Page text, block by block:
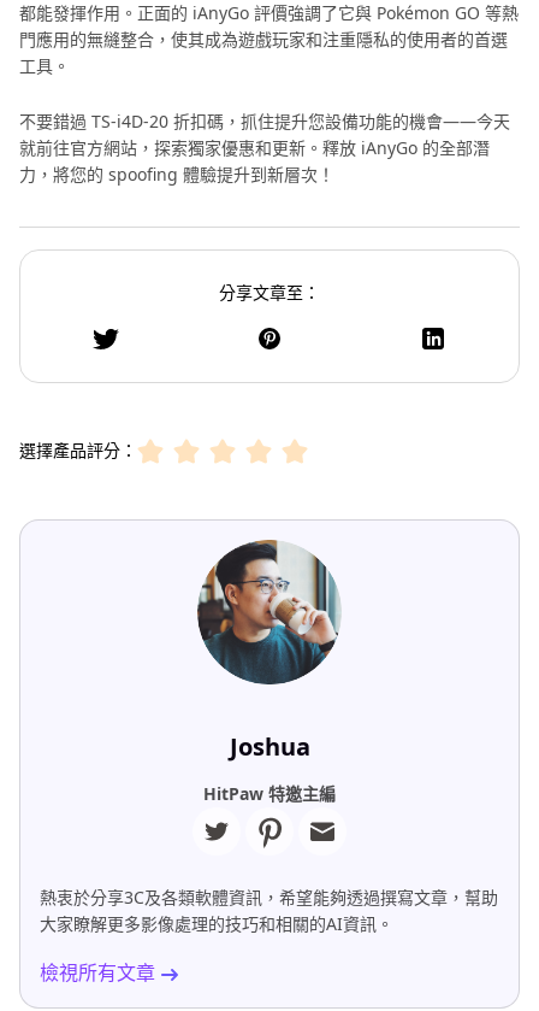
都能發揮作用。正面的 iAnyGo 評價強調了它與 Pokémon GO 等熱
門應用的無縫整合，使其成為遊戲玩家和注重隱私的使用者的首選
工具。
不要錯過 TS-i4D-20 折扣碼，抓住提升您設備功能的機會——今天
就前往官方網站，探索獨家優惠和更新。釋放 iAnyGo 的全部潛
力，將您的 spoofing 體驗提升到新層次！
分享文章至：
選擇產品評分：
Joshua
HitPaw 特邀主編
熱衷於分享3C及各類軟體資訊，希望能夠透過撰寫文章，幫助
大家瞭解更多影像處理的技巧和相關的AI資訊。
檢視所有文章